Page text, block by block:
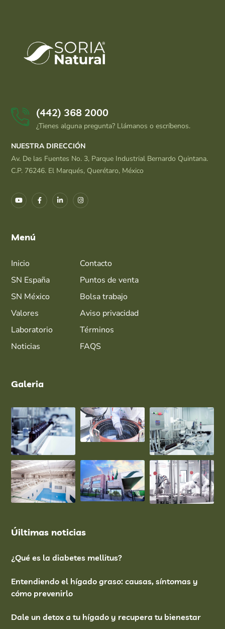
(442) 368 2000
¿Tienes alguna pregunta? Llámanos o escríbenos.
NUESTRA DIRECCIÓN
Av. De las Fuentes No. 3, Parque Industrial Bernardo Quintana.
C.P. 76246. El Marqués, Querétaro, México
Menú
Inicio
SN España
SN México
Valores
Laboratorio
Noticias
Contacto
Puntos de venta
Bolsa trabajo
Aviso privacidad
Términos
FAQS
Galeria
Úiltimas noticias
¿Qué es la diabetes mellitus?
Entendiendo el hígado graso: causas, síntomas y
cómo prevenirlo
Dale un detox a tu hígado y recupera tu bienestar